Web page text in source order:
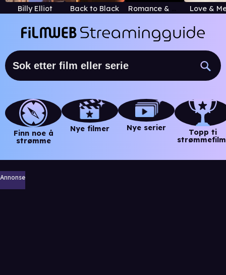
Billy Elliot Back to Black Romance & Cigarettes Love &
Finn noe å
strømme
Nye filmer Nye serier
Topp ti
Annonse